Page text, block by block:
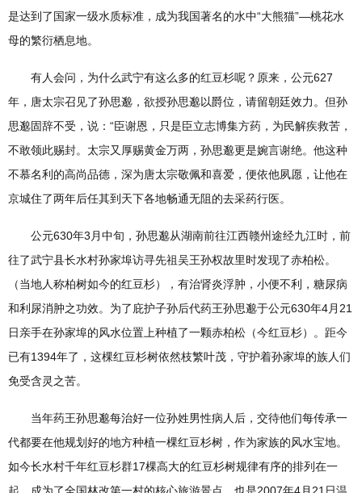
是达到了国家一级水质标准，成为我国著名的水中“大熊猫”—桃花水
母的繁衍栖息地。
有人会问，为什么武宁有这么多的红豆杉呢？原来，公元627
年，唐太宗召见了孙思邈，欲授孙思邈以爵位，请留朝廷效力。但孙
思邈固辞不受，说：“臣谢恩，只是臣立志博集方药，为民解疾救苦，
不敢领此赐封。太宗又厚赐黄金万两，孙思邈更是婉言谢绝。他这种
不慕名利的高尚品德，深为唐太宗敬佩和喜爱，便依他夙愿，让他在
京城住了两年后任其到天下各地畅通无阻的去采药行医。
公元630年3月中旬，孙思邈从湖南前往江西赣州途经九江时，前
往了武宁县长水村孙家埠访寻先祖吴王孙权故里时发现了赤柏松。
（当地人称柏树如今的红豆杉），有治肾炎浮肿，小便不利，糖尿病
和利尿消肿之功效。为了庇护子孙后代药王孙思邈于公元630年4月21
日亲手在孙家埠的风水位置上种植了一颗赤柏松（今红豆杉）。距今
已有1394年了，这棵红豆杉树依然枝繁叶茂，守护着孙家埠的族人们
免受含灵之苦。
当年药王孙思邈每治好一位孙姓男性病人后，交待他们每传承一
代都要在他规划好的地方种植一棵红豆杉树，作为家族的风水宝地。
如今长水村千年红豆杉群17棵高大的红豆杉树规律有序的排列在一